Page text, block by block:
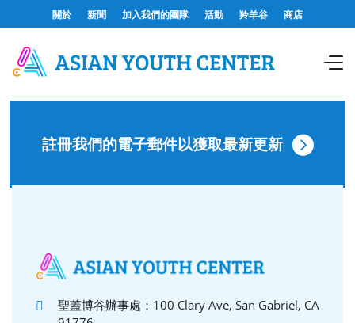
關於 新聞 加入我們的團隊 活動 羚羊谷 商店
註冊我們的電子郵件以獲取最新更新
聖蓋博谷辦事處：100 Clary Ave, San Gabriel, CA